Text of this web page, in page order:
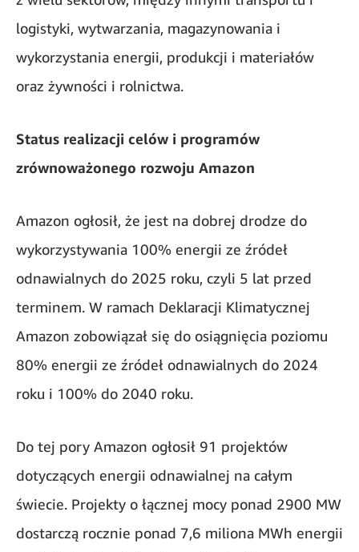
logistyki, wytwarzania, magazynowania i
wykorzystania energii, produkcji i materiałów
oraz żywności i rolnictwa.
Status realizacji celów i programów
zrównoważonego rozwoju Amazon
Amazon ogłosił, że jest na dobrej drodze do
wykorzystywania 100% energii ze źródeł
odnawialnych do 2025 roku, czyli 5 lat przed
terminem. W ramach Deklaracji Klimatycznej
Amazon zobowiązał się do osiągnięcia poziomu
80% energii ze źródeł odnawialnych do 2024
roku i 100% do 2040 roku.
Do tej pory Amazon ogłosił 91 projektów
dotyczących energii odnawialnej na całym
świecie. Projekty o łącznej mocy ponad 2900 MW
dostarczą rocznie ponad 7,6 miliona MWh energii